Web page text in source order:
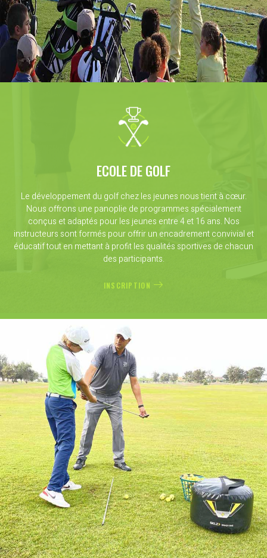
ECOLE DE GOLF
Le développement du golf chez les jeunes nous tient à cœur.
Nous offrons une panoplie de programmes spécialement
conçus et adaptés pour les jeunes entre 4 et 16 ans. Nos
instructeurs sont formés pour offrir un encadrement convivial et
éducatif tout en mettant à profit les qualités sportives de chacun
des participants.
INSCRIPTION